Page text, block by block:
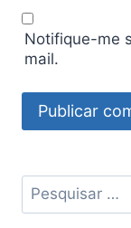
Notifique-me
mail.
Pesquisar
por: